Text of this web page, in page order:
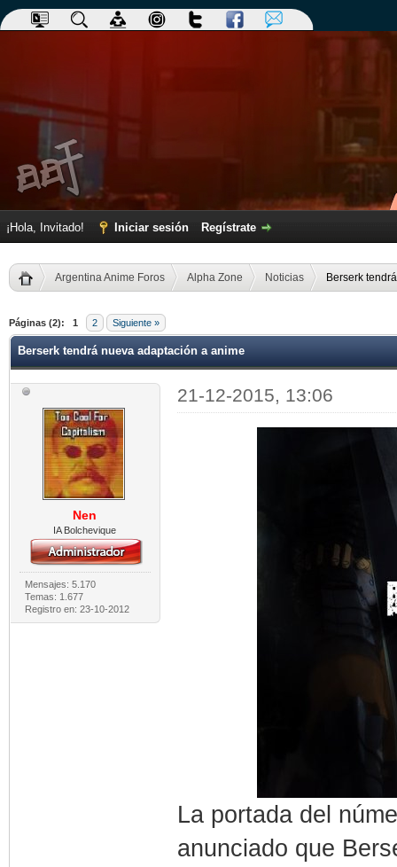
¡Hola, Invitado! Iniciar sesión Regístrate
Argentina Anime Foros Alpha Zone Noticias Berserk
Páginas (2): 1 2 Siguiente »
Berserk tendrá nueva adaptación a anime
Nen
IA Bolchevique
Mensajes: 5.170
Temas: 1.677
Registro en: 23-10-2012
21-12-2015, 13:06
La portada del
anunciado que